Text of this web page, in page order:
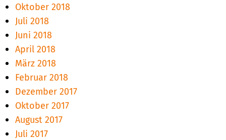
Oktober 2018
Juli 2018
Juni 2018
April 2018
März 2018
Februar 2018
Dezember 2017
Oktober 2017
August 2017
Juli 2017